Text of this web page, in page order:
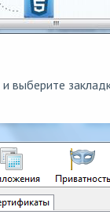
и выберите